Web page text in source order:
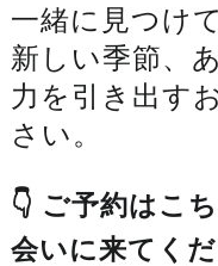
一緒に見つけ
新しい季節、
力を引き出す
さい。
👇 ご予約はこ
会いに来てくだ